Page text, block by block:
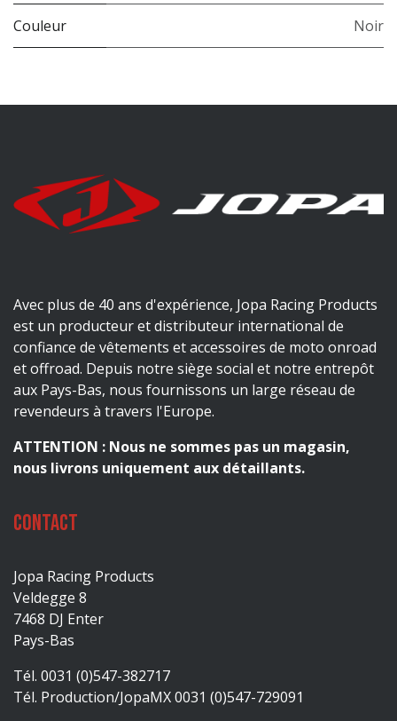
Couleur Noir
Avec plus de 40 ans d'expérience, Jopa Racing Products
est un producteur et distributeur international de
confiance de vêtements et accessoires de moto onroad
et offroad. Depuis notre siège social et notre entrepôt
aux Pays-Bas, nous fournissons un large réseau de
revendeurs à travers l'Europe.
ATTENTION : Nous ne sommes pas un magasin,
nous livrons uniquement aux détaillants.
Contact
Jopa Racing Products
Veldegge 8
7468 DJ Enter
Pays-Bas
Tél. 0031 (0)547-382717
Tél. Production/JopaMX 0031 (0)547-729091